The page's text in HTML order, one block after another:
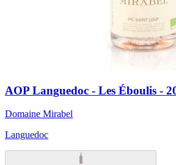
AOP Languedoc - Les Éboulis -
Domaine Mirabel
Languedoc